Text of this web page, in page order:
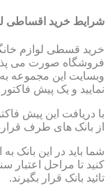
شرایط خرید اقساطی
خرید قسطی لوازم
فروشگاه صورت می
نمایید و یک پیش
با دریافت این پیش
از بانک های طرف
کنید تا مراحل
تائید بانک قرار بگیرند.